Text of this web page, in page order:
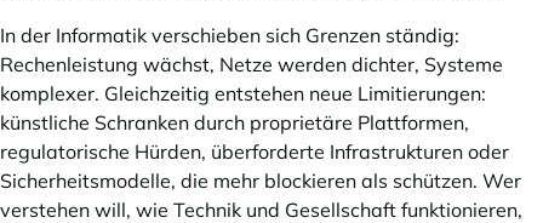
In der Informatik verschieben sich Grenzen ständig:
Rechenleistung wächst, Netze werden dichter, Systeme
komplexer. Gleichzeitig entstehen neue Limitierungen:
künstliche Schranken durch proprietäre Plattformen,
regulatorische Hürden, überforderte Infrastrukturen oder
Sicherheitsmodelle, die mehr blockieren als schützen. Wer
verstehen will, wie Technik und Gesellschaft funktionieren,